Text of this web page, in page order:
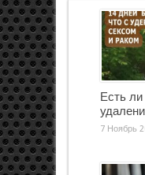
Есть
7 Ноябрь